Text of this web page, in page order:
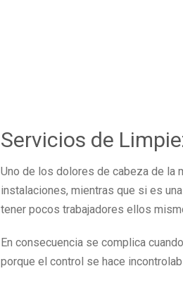
Servicios de
Uno de los dolores de cabeza de la
instalaciones, mientras que si es
tener pocos trabajadores ellos
En consecuencia se complica
porque el control se hace